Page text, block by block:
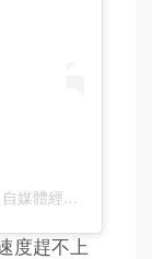
蔓樂爸 tungming 減脂料理｜親子育兒｜自媒體經營｜減脂減重（@babydaddy0513）分享的貼文
度趕不上